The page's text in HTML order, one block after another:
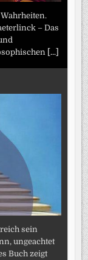
– Das
[...]
sein
ungeachtet
Buch zeigt